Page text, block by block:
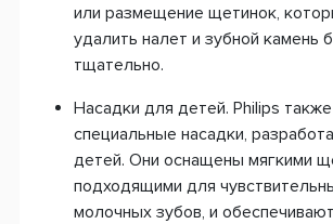
или размещение щетинок,
удалить налет и зубной камень
тщательно.
Насадки для детей. Philips
специальные насадки,
детей. Они оснащены мягкими
подходящими для
молочных зубов, и